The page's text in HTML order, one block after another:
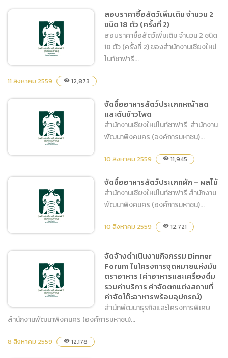
จัดซื้อวัสดุอุปกรณ์งานรักษา
ความปลอดภัยและจราจร
สอบราคาซื้อสัตว์เพิ่มเติม
จำนวน 2 ชนิด 18 ตัว (ครั้งที่
สอบราคาซื้อสัตว์เพิ่มเติม จำนวน 2
ชนิด 18 ตัว (ครั้งที่ 2)
สอบราคาซื้อสัตว์เพิ่มเติม จำนวน 2 ชนิด
18 ตัว (ครั้งที่ 2) ของสำนักงานเชียงใหม่
ไนท์ซาฟารี...
11 สิงหาคม 2559 visibility 12,873
จัดซื้ออาหารสัตว์ประเภทหญ้า
สดและต้นข้าวโพด
จัดซื้ออาหารสัตว์ประเภทหญ้าสด
และต้นข้าวโพด
สำนักงานเชียงใหม่ไนท์ซาฟารี สำนักงาน
พัฒนาพิงคนคร (องค์การมหาชน)...
10 สิงหาคม 2559 visibility 11,945
จัดซื้ออาหารสัตว์ประเภทผัก –
จัดซื้ออาหารสัตว์ประเภทผัก – ผลไม้
สำนักงานเชียงใหม่ไนท์ซาฟารี สำนักงาน
พัฒนาพิงคนคร (องค์การมหาชน)...
10 สิงหาคม 2559 visibility 12,721
จัดจ้างดำเนินงานกิจกรรม
จัดจ้างดำเนินงานกิจกรรม Dinner
Forum ในโครงการจุดหมายแห่งมัน
ตราอาหาร (ค่าอาหารและเครื่องดื่ม
รวมค่าบริการ ค่าจัดตกแต่งสถานที่
ค่าจัดโต๊ะอาหารพร้อมอุปกรณ์)
สำนักพัฒนาธุรกิจและโครงการพิเศษ
สำนักงานพัฒนาพิงคนคร (องค์การมหาชน)...
8 สิงหาคม 2559 visibility 12,178